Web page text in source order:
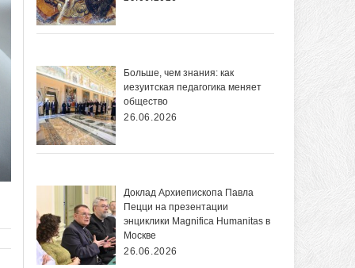
Больше, чем знания: как
иезуитская педагогика меняет
общество
26.06.2026
Доклад Архиепископа Павла
Пецци на презентации
энциклики Magnifica Нumanitas в
Москве
26.06.2026